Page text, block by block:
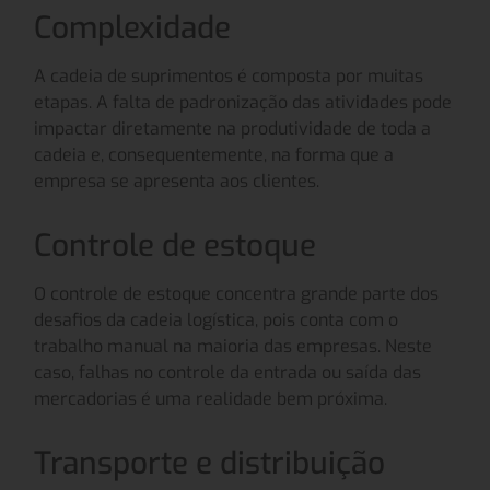
Complexidade
A cadeia de suprimentos é composta por muitas
etapas. A falta de padronização das atividades pode
impactar diretamente na produtividade de toda a
cadeia e, consequentemente, na forma que a
empresa se apresenta aos clientes.
Controle de estoque
O controle de estoque concentra grande parte dos
desafios da cadeia logística, pois conta com o
trabalho manual na maioria das empresas. Neste
caso, falhas no controle da entrada ou saída das
mercadorias é uma realidade bem próxima.
Transporte e distribuição